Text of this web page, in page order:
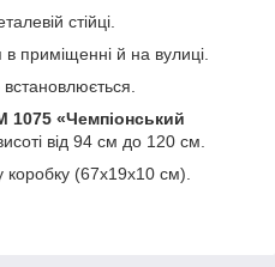
стійці.
приміщенні й на вулиці.
1075 «Чемпіонський
від 94 см до 120 см.
коробку (67х19х10 см).